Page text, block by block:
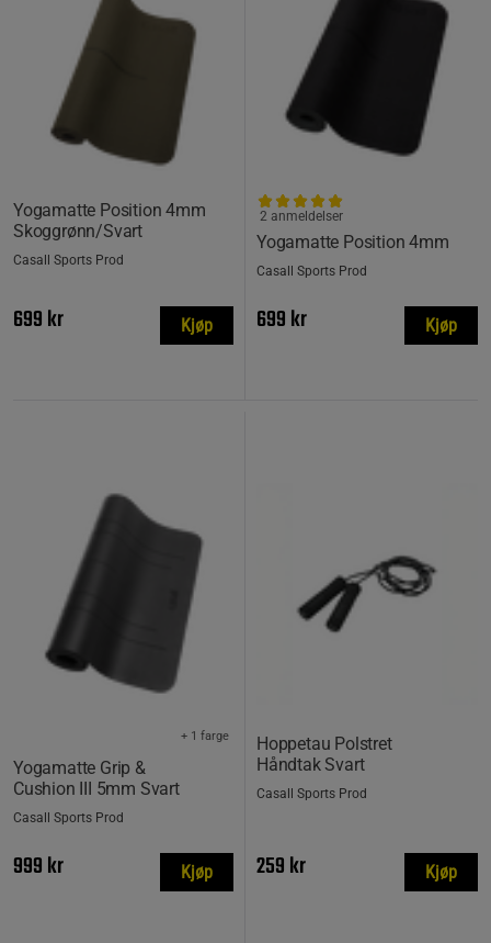
Yogamatte Position 4mm
Skoggrønn/Svart
Casall Sports Prod
699 kr Kjøp
Yogamatte Position 4mm
2 anmeldelser
Casall Sports Prod
699 kr Kjøp
Yogamatte Grip &
Cushion III 5mm Svart
+ 1 farge
Casall Sports Prod
999 kr Kjøp
Hoppetau Polstret
Håndtak Svart
Casall Sports Prod
259 kr Kjøp